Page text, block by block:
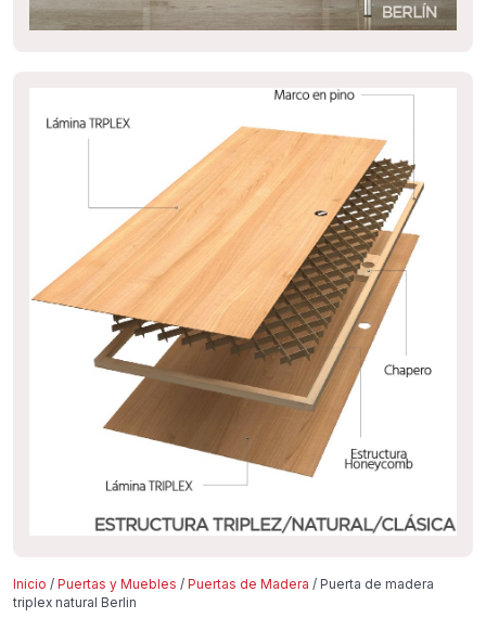
Inicio / Puertas y Muebles / Puertas de Madera / Puerta de madera
triplex natural Berlin